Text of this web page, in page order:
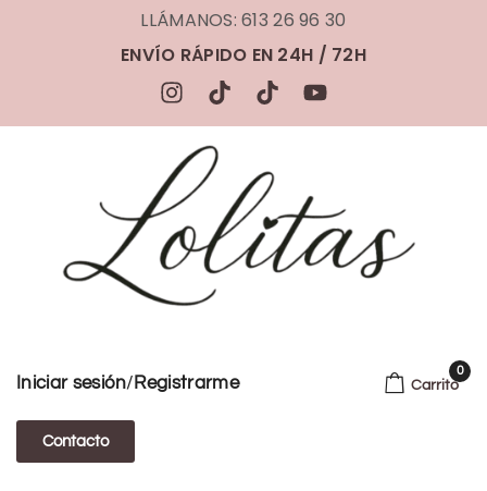
LLÁMANOS: 613 26 96 30
ENVÍO RÁPIDO EN 24H / 72H
Iniciar sesión/ Registrarme
Contacto
Carrito
0